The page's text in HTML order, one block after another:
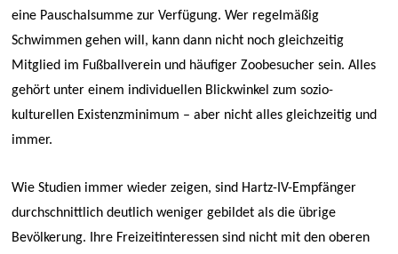
eine Pauschalsumme zur Verfügung. Wer regelmäßig
Schwimmen gehen will, kann dann nicht noch gleichzeitig
Mitglied im Fußballverein und häufiger Zoobesucher sein. Alles
gehört unter einem individuellen Blickwinkel zum sozio-
kulturellen Existenzminimum – aber nicht alles gleichzeitig und
immer.
Wie Studien immer wieder zeigen, sind Hartz-IV-Empfänger
durchschnittlich deutlich weniger gebildet als die übrige
Bevölkerung. Ihre Freizeitinteressen sind nicht mit den oberen